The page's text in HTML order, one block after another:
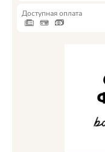
Доступная оплата